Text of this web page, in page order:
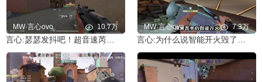
MW·言心ovo 10.7万 MW·言心ovo 7.3万